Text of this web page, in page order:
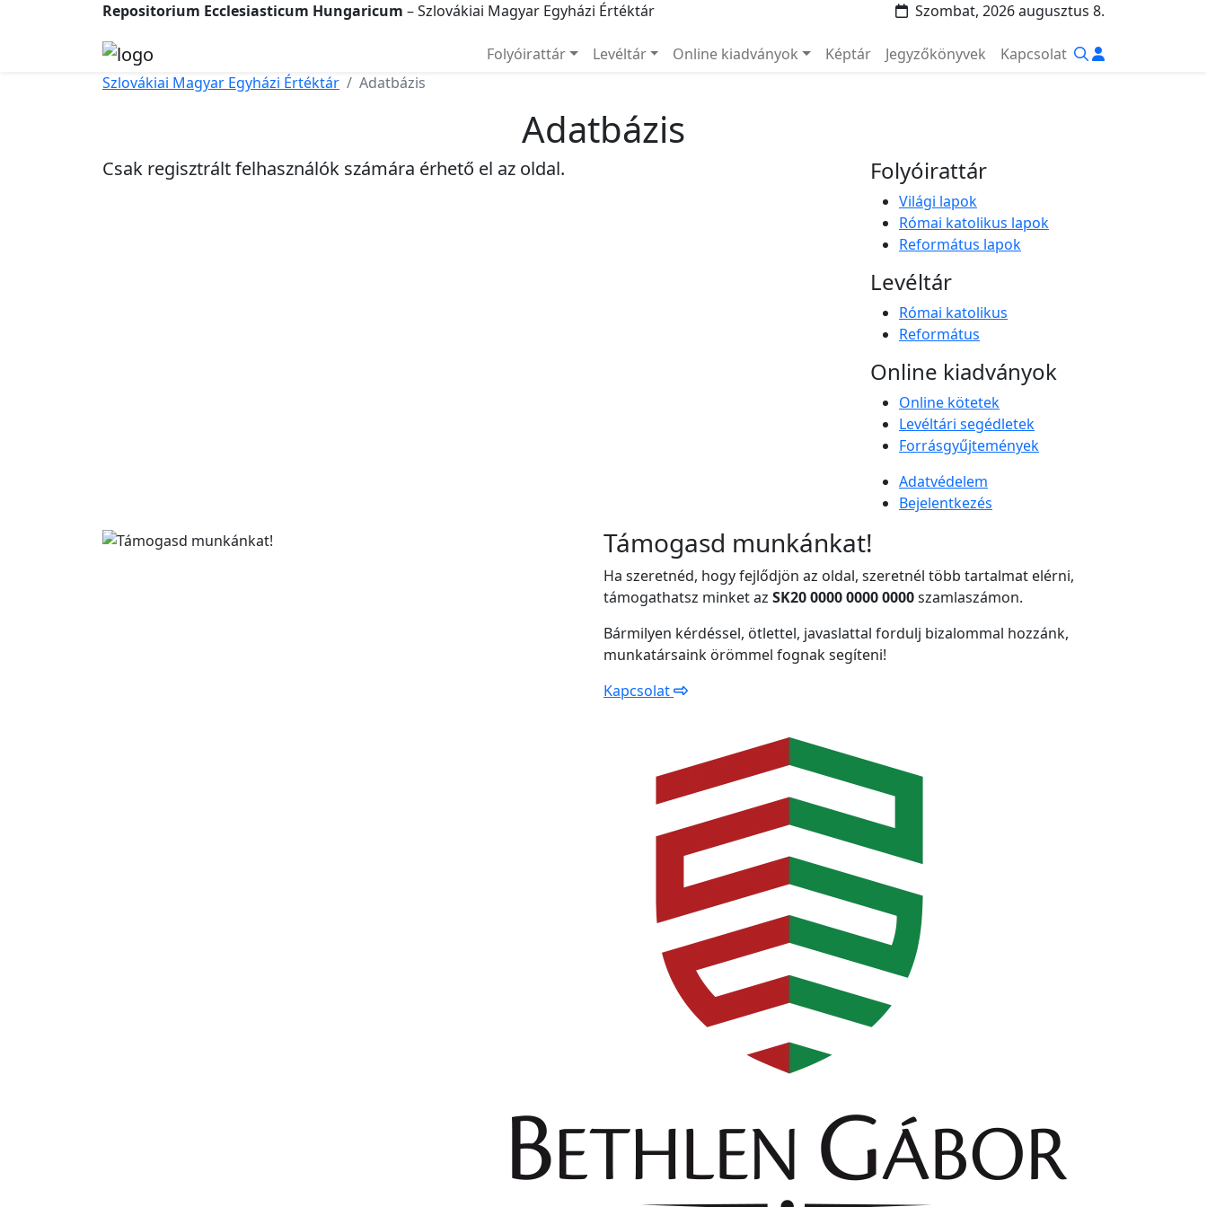
Repositorium Ecclesiasticum Hungaricum – Szlovákiai Magyar Egyházi Értéktár Szombat, 2026 augusztus 8.
Folyóirattár Levéltár Online kiadványok Képtár Jegyzőkönyvek
Kapcsolat
Szlovákiai Magyar Egyházi Értéktár
Adatbázis
Adatbázis
Csak regisztrált felhasználók számára érhető el az oldal. Folyóirattár
Világi lapok
Római katolikus lapok
Református lapok
Levéltár
Római katolikus
Református
Online kiadványok
Online kötetek
Levéltári segédletek
Forrásgyűjtemények
Adatvédelem
Bejelentkezés
Támogasd munkánkat!
Ha szeretnéd, hogy fejlődjön az oldal, szeretnél több tartalmat elérni,
támogathatsz minket az SK20 0000 0000 0000szamlaszámon.
Bármilyen kérdéssel, ötlettel, javaslattal fordulj bizalommal hozzánk,
munkatársaink örömmel fognak segíteni!
Kapcsolat